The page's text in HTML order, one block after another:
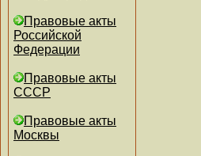
Правовые акты
Российской
Федерации
Правовые акты
СССР
Правовые акты
Москвы